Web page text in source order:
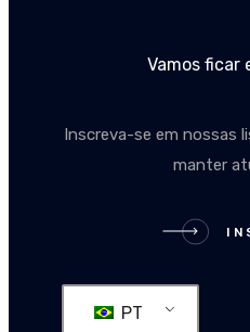
Vamos ficar
Inscreva-se em nossas
manter
INSCRIÇÃO
PT